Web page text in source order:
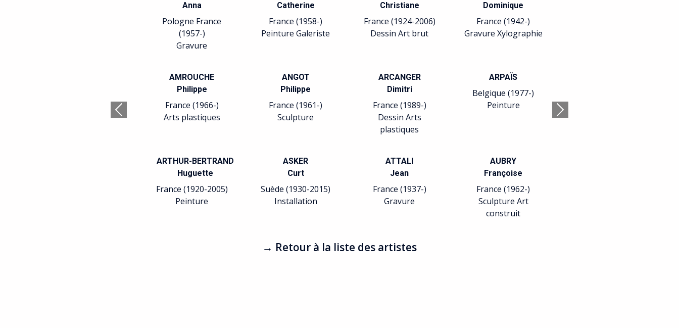
Anna
Pologne France
(1957-)
Gravure
Catherine
France (1958-)
Peinture Galeriste
Christiane
France (1924-2006)
Dessin Art brut
Dominique
France (1942-)
Gravure Xylographie
AMROUCHE
Philippe
France (1966-)
Arts plastiques
ANGOT
Philippe
France (1961-)
Sculpture
ARCANGER
Dimitri
France (1989-)
Dessin Arts
plastiques
ARPAÏS
Belgique (1977-)
Peinture
ARTHUR-BERTRAND
Huguette
France (1920-2005)
Peinture
ASKER
Curt
Suède (1930-2015)
Installation
ATTALI
Jean
France (1937-)
Gravure
AUBRY
Françoise
France (1962-)
Sculpture Art
construit
Précédent Suivant
→ Retour à la liste des artistes